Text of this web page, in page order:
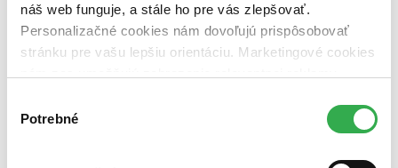
náš web funguje, a stále ho pre vás zlepšovať.
Personalizačné cookies nám dovoľujú prispôsobovať
stránku pre vašu lepšiu orientáciu. Marketingové cookies
nám pomohlo, keby sme mohli používať všetky tieto
súhlasu
Potrebné
čítaná - výborný stav (0 titulov)čítaná - výborný stav
čítaná - mierne opotrebovaná (0 titulov)čítaná - mierne
čítané verzie vypredaných kníh (0 titulov)čítané verzie
vypredaných kníh